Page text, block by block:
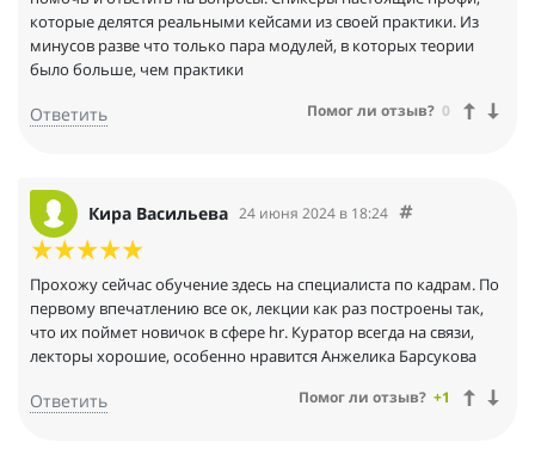
которые делятся реальными кейсами из своей практики. Из
минусов разве что только пара модулей, в которых теории
было больше, чем практики
Ответить Помог ли отзыв? 0
Кира Васильева 24 июня 2024 в 18:24
Прохожу сейчас обучение здесь на специалиста по кадрам. По
первому впечатлению все ок, лекции как раз построены так,
что их поймет новичок в сфере hr. Куратор всегда на связи,
лекторы хорошие, особенно нравится Анжелика Барсукова
Ответить Помог ли отзыв? +1